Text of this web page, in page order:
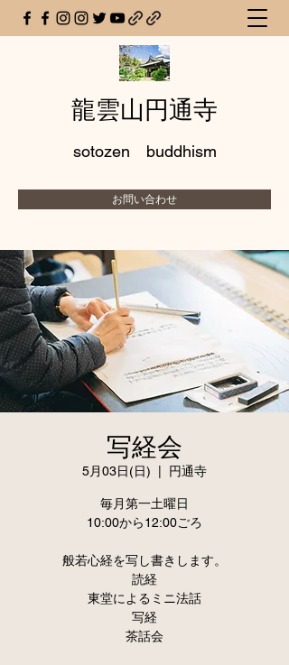
龍雲山円通寺
sotozen buddhism
お問い合わせ
写経会
5月03日(日) 円通寺
毎月第一土曜日
10:00から12:00ごろ
般若心経を写し書きします。
読経
東堂によるミニ法話
写経
茶話会